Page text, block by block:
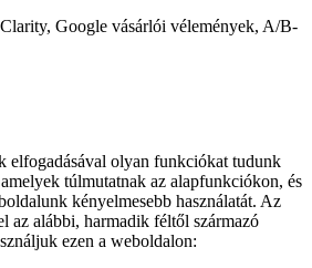
Google vásárlói vélemények, A/B-
elfogadásával olyan funkciókat tudunk
túlmutatnak az alapfunkciókon, és
kényelmesebb használatát. Az
az alábbi, harmadik féltől származó
ezen a weboldalon: